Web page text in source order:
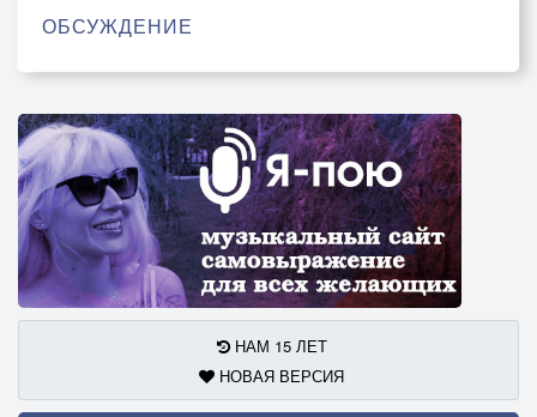
ОБСУЖДЕНИЕ
НАМ 15 ЛЕТ
НОВАЯ ВЕРСИЯ